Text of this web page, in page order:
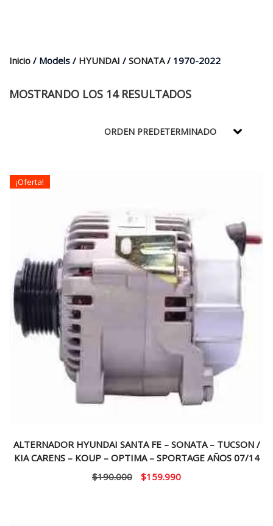
Inicio / Models / HYUNDAI / SONATA/ 1970-2022
MOSTRANDO LOS 14 RESULTADOS
¡Oferta!
ALTERNADOR HYUNDAI SANTA FE – SONATA – TUCSON /
KIA CARENS – KOUP – OPTIMA – SPORTAGE AÑOS 07/14
$190.000
El
$159.990El